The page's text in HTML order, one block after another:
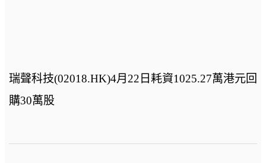
瑞聲科技(02018.HK)4月22日耗資1025.27萬港元回
購30萬股